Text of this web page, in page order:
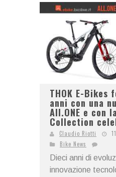
THOK E-Bikes
anni con una
All.ONE e con
Collection
Claudio Riotti
Bike News
Dieci anni di
innovazione